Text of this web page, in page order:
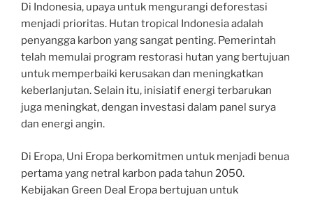
Di Indonesia, upaya untuk mengurangi deforestasi
menjadi prioritas. Hutan tropical Indonesia adalah
penyangga karbon yang sangat penting. Pemerintah
telah memulai program restorasi hutan yang bertujuan
untuk memperbaiki kerusakan dan meningkatkan
keberlanjutan. Selain itu, inisiatif energi terbarukan
juga meningkat, dengan investasi dalam panel surya
dan energi angin.
Di Eropa, Uni Eropa berkomitmen untuk menjadi benua
pertama yang netral karbon pada tahun 2050.
Kebijakan Green Deal Eropa bertujuan untuk